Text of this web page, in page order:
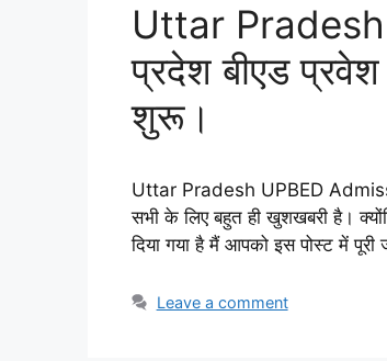
Uttar
प्रदेश बीएड प्रवेश
शुरू।
Uttar Pradesh UPBED
सभी के लिए बहुत ही खुशखबरी है।
दिया गया है मैं आपको इस पोस्ट में पूरी
Leave a comment